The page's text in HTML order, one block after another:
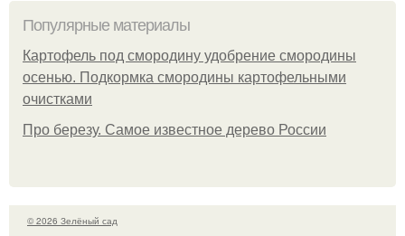
Популярные материалы
Картофель под смородину удобрение смородины
осенью. Подкормка смородины картофельными
очистками
Про березу. Самое известное дерево России
© 2026 Зелёный сад